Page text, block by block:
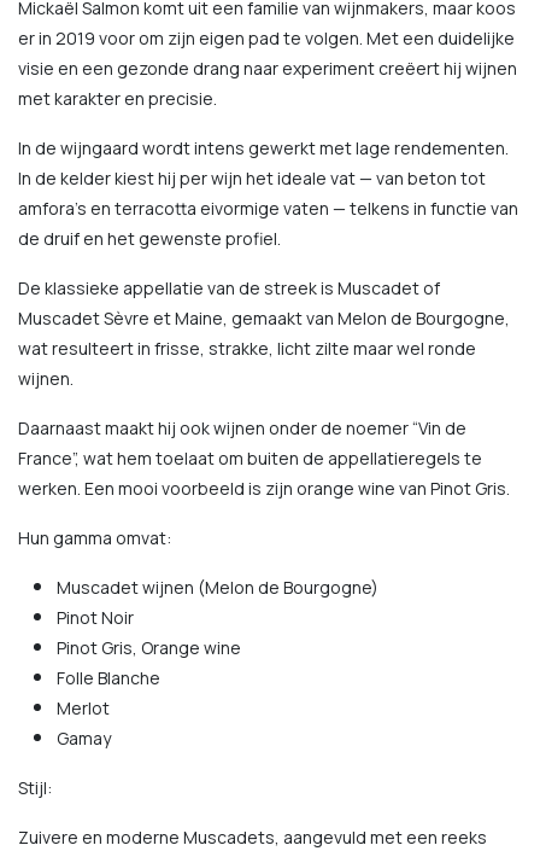
Mickaël Salmon komt uit een familie van wijnmakers, maar koos
er in 2019 voor om zijn eigen pad te volgen. Met een duidelijke
visie en een gezonde drang naar experiment creëert hij wijnen
met karakter en precisie.
In de wijngaard wordt intens gewerkt met lage rendementen.
In de kelder kiest hij per wijn het ideale vat — van beton tot
amfora’s en terracotta eivormige vaten — telkens in functie van
de druif en het gewenste profiel.
De klassieke appellatie van de streek is Muscadet of
Muscadet Sèvre et Maine, gemaakt van Melon de Bourgogne,
wat resulteert in frisse, strakke, licht zilte maar wel ronde
wijnen.
Daarnaast maakt hij ook wijnen onder de noemer “Vin de
France”, wat hem toelaat om buiten de appellatieregels te
werken. Een mooi voorbeeld is zijn orange wine van Pinot Gris.
Hun gamma omvat:
Muscadet wijnen (Melon de Bourgogne)
Pinot Noir
Pinot Gris, Orange wine
Folle Blanche
Merlot
Gamay
Stijl:
Zuivere en moderne Muscadets, aangevuld met een reeks